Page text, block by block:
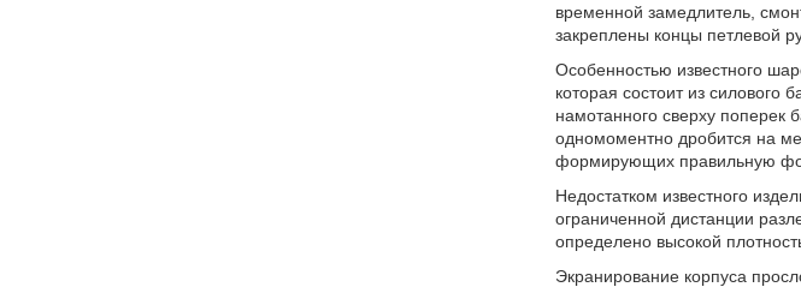
временной замедлитель,
закреплены концы петлевой
Особенностью известного
которая состоит из
намотанного сверху поперек
одномоментно дробится на
формирующих правильную
Недостатком известного
ограниченной дистанции
определено высокой
Экранирование корпуса